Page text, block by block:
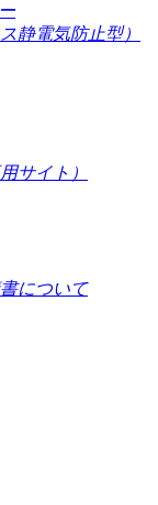
静電気防止型）
サイト）
について